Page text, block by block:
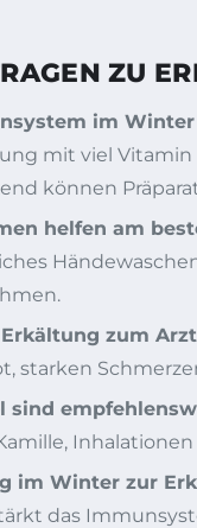
ZU
im
mit viel
können
helfen am
zum
starken
sind
im Winter zur
das